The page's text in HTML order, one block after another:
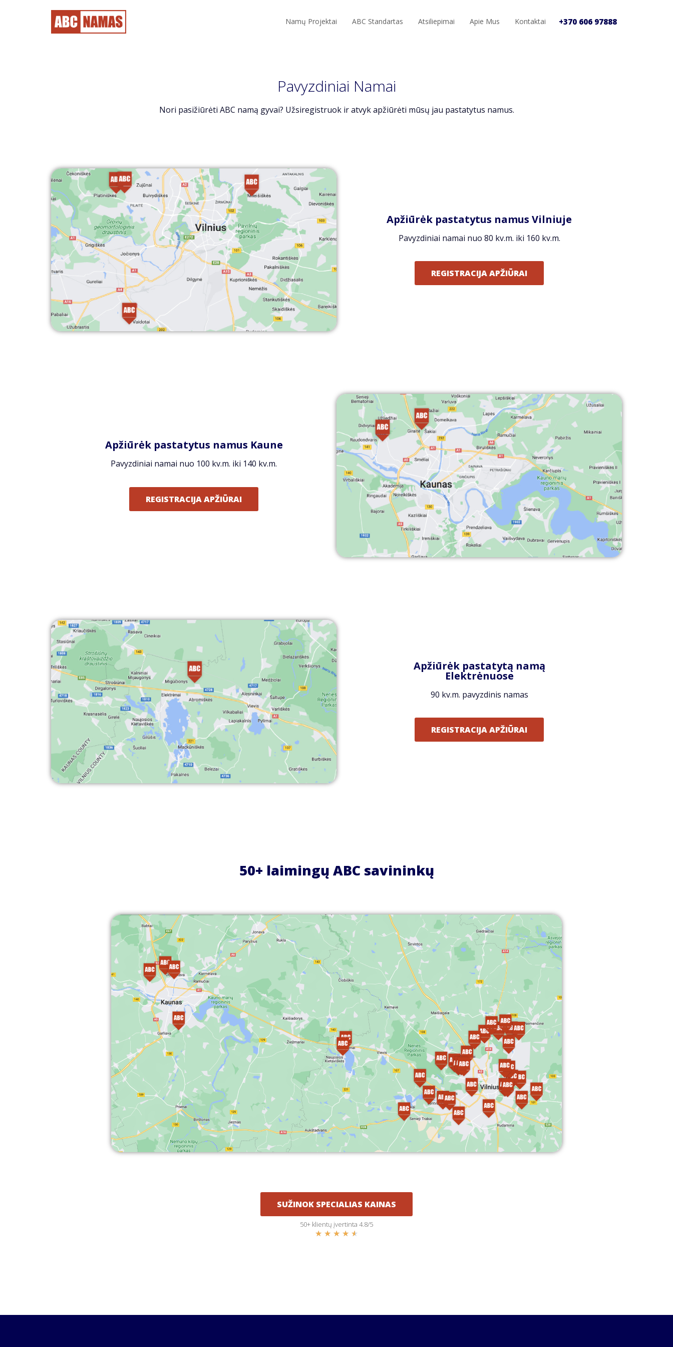
Namų Projektai ABC Standartas Atsiliepimai Apie Mus Kontaktai +370 606 97888
Pavyzdiniai Namai
Nori pasižiūrėti ABC namą gyvai? Užsiregistruok ir atvyk apžiūrėti mūsų jau pastatytus namus.
Apžiūrėk pastatytus namus Vilniuje
Pavyzdiniai namai nuo 80 kv.m. iki 160 kv.m.
REGISTRACIJA APŽIŪRAI
Apžiūrėk pastatytus namus Kaune​
Pavyzdiniai namai nuo 100 kv.m. iki 140 kv.m.
REGISTRACIJA APŽIŪRAI
Apžiūrėk pastatytą namą
Elektrėnuose​
90 kv.m. pavyzdinis namas
REGISTRACIJA APŽIŪRAI
50+ laimingų ABC savininkų
SUŽINOK SPECIALIAS KAINAS
50+ klientų įvertinta 4.8/5
★ ★ ★ ★ ★